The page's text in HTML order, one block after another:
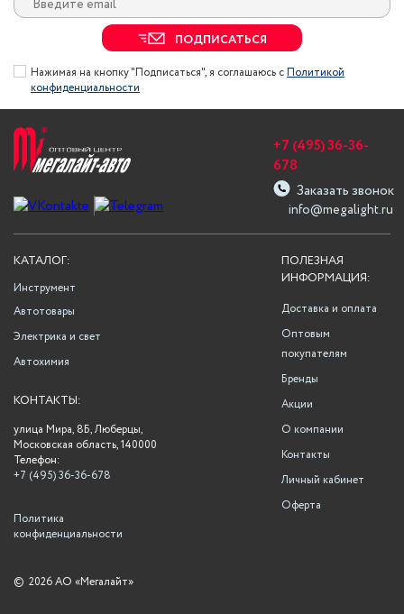
ПОДПИСАТЬСЯ
Нажимая на кнопку "Подписаться", я соглашаюсь сПолитикой
конфиденциальности
info@megalight.ru
+7 (495) 36-36-
678
Заказать звонок
ПОЛЕЗНАЯ
ИНФОРМАЦИЯ:
Доставка и оплата
Оптовым
покупателям
Бренды
Акции
О компании
Контакты
Личный кабинет
Оферта
КАТАЛОГ:
Инструмент
Автотовары
Электрика и свет
Автохимия
КОНТАКТЫ:
улица Мира, 8Б, Люберцы,
Московская область, 140000
Телефон:
+7 (495) 36-36-678
Политика
конфиденциальности
© 2026 АО «Мегалайт»